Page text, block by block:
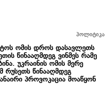
პოლიტიკა
ომის დროს დასავლეთს
წინააღმდეგ ვინმეს რამე
უკრაინის ომის მერე
რუსეთს წინააღმდეგ
პროვოკაცია მოაწყონ